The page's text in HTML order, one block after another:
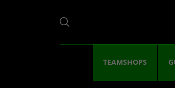
TEAMSHOPS